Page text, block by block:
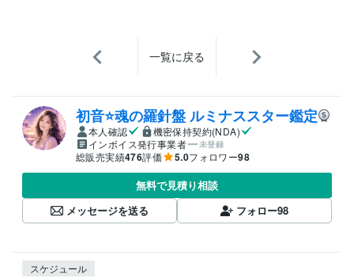
一覧に戻る
初音⭐️魂の羅針盤 ルミナススター鑑定
本人確認
機密保持契約(NDA)
インボイス発行事業者
未登録
総販売実績476評価 5.0フォロワー98
無料で見積り相談
メッセージを送る
フォロー98
スケジュール